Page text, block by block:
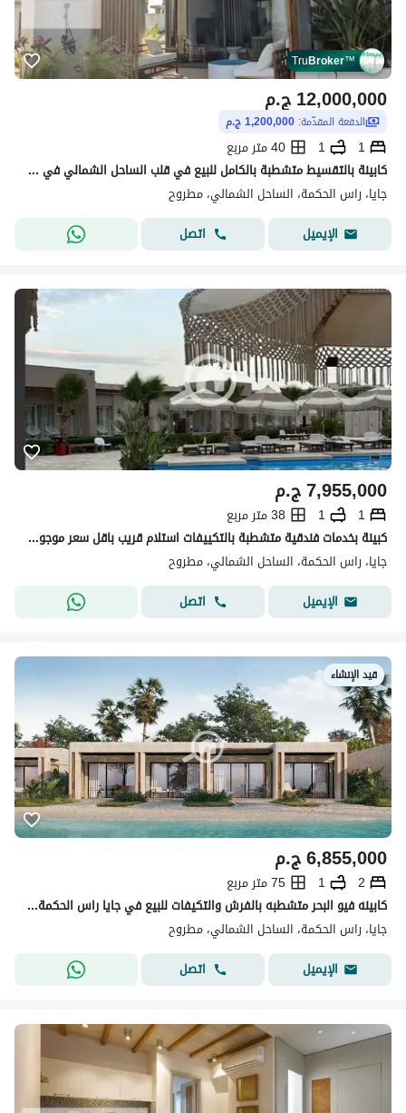
TruBroker™
ج.م12,000,000
الدفعة المقدّمة: 1,200,000 ج.م
1
1
40 متر مربع
كابينة بالتقسيط متشطبة بالكامل للبيع في قلب الساحل الشمالي في Gaia Sabbour - جايا صبور في الكيلو 194 سور في سور مع سوان ليك
جايا، راس الحكمة، الساحل الشمالي، مطروح
الإيميل
اتصل
ج.م7,955,000
1
1
38 متر مربع
كبينة بخدمات فندقية متشطبة بالتكييفات استلام قريب باقل سعر موجود في جايا الساحل الشمالي - راس الحكمة
جايا، راس الحكمة، الساحل الشمالي، مطروح
الإيميل
اتصل
قيد الإنشاء
ج.م6,855,000
2
1
75 متر مربع
كابينه فيو البحر متشطبه بالفرش والتكيفات للبيع في جايا راس الحكمة الساحل الشمالي
جايا، راس الحكمة، الساحل الشمالي، مطروح
الإيميل
اتصل